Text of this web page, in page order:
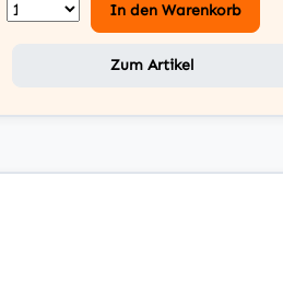
In den Warenkorb
Zum Artikel